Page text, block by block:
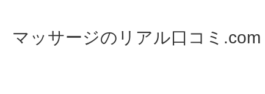
マッサージのリアル口コミ.com